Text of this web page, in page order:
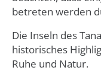
betreten werden
Die Inseln des
historisches
Ruhe und Natur.